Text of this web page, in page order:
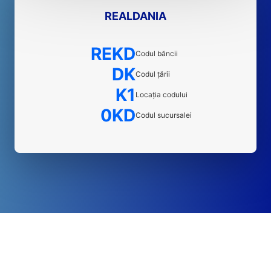
REALDANIA
REKDCodul băncii
DKCodul țării
K1 Locația codului
0KDCodul sucursalei